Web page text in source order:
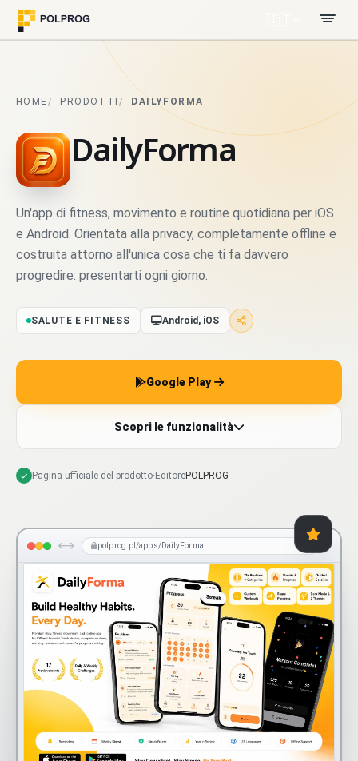
HOME PRODOTTI DAILYFORMA
DailyForma
Un'app di fitness, movimento e routine quotidiana per iOS
e Android. Orientata alla privacy, completamente offline e
costruita attorno all'unica cosa che ti fa davvero
progredire: presentarti ogni giorno.
SALUTE E FITNESS Android, iOS
Google Play
Scopri le funzionalità
Pagina ufficiale del prodotto· EditorePOLPROG
polprog.pl/apps/DailyForma